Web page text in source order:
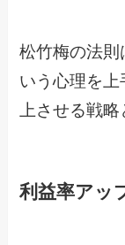
松竹梅の法則
いう心理を上
上させる戦略
利益率アッ